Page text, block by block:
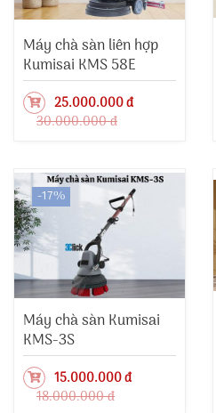
Máy chà sàn liên hợp
Kumisai KMS 58E
25.000.000 đ
30.000.000 đ
-17%
Máy chà sàn Kumisai
KMS-3S
15.000.000 đ
18.000.000 đ